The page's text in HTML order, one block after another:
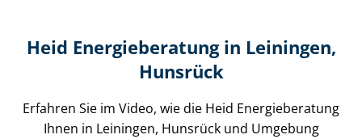
Heid Energieberatung in Leiningen,
Hunsrück
Erfahren Sie im Video, wie die Heid Energieberatung
Ihnen in Leiningen, Hunsrück und Umgebung